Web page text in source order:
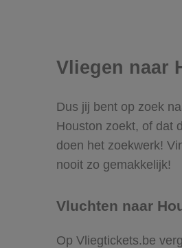
Vliegen naar
Dus jij bent op zoek
Houston zoekt, of dat
doen het zoekwerk!
nooit zo gemakkelijk!
Vluchten naar
Op Vliegtickets.be